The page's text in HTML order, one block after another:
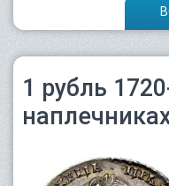
1 рубль